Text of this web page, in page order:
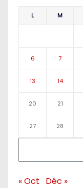
L M
6 7
13 14
20 21
27 28
« Oct Déc »